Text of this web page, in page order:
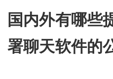
国内外有哪些
署聊天软件的